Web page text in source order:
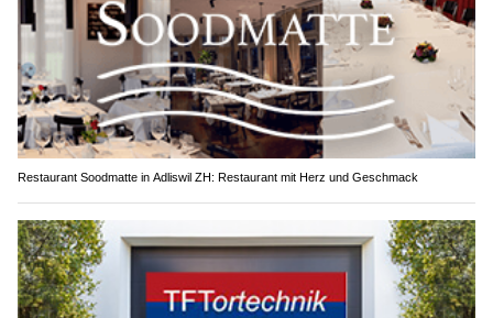
Restaurant Soodmatte in Adliswil ZH: Restaurant mit Herz und Geschmack